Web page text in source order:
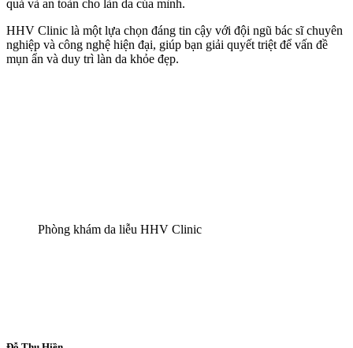
quả và an toàn cho làn da của mình.
HHV Clinic là một lựa chọn đáng tin cậy với đội ngũ bác sĩ chuyên
nghiệp và công nghệ hiện đại, giúp bạn giải quyết triệt để vấn đề
mụn ẩn và duy trì làn da khỏe đẹp.
Phòng khám da liễu HHV Clinic